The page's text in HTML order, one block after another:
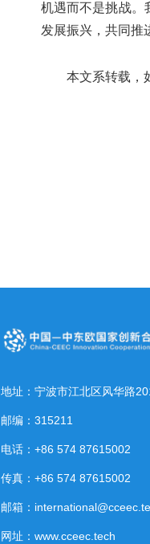
机遇而不是挑战。
发展振兴，共同推
本文系转载，
地址：宁波市江北区风华路
邮编：315211
电话：+86 574 87615002
传真：+86 574 87615002
邮箱：
网址：www.cceec.tech